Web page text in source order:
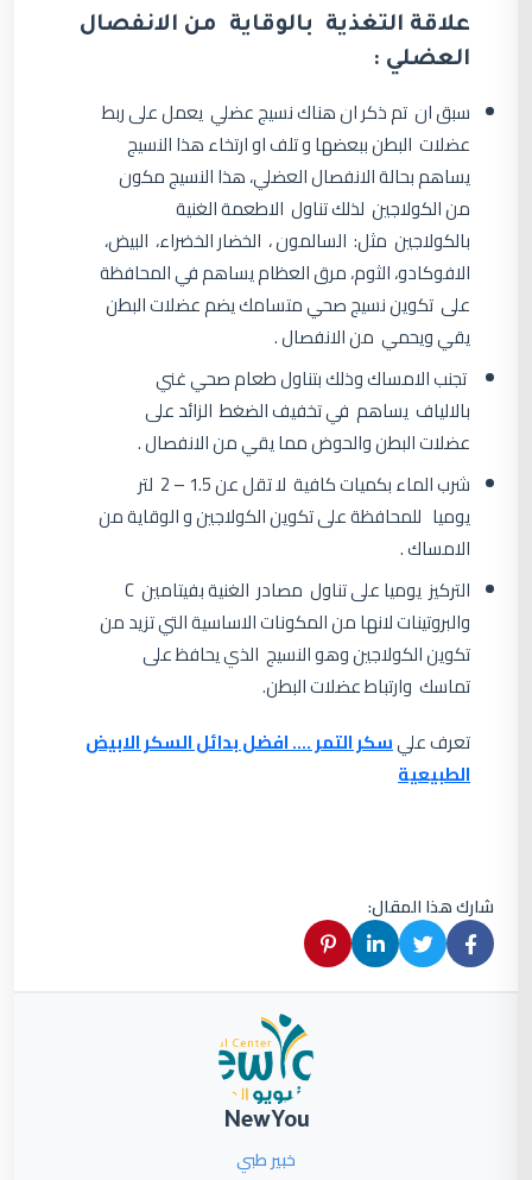
علاقة التغذية بالوقاية من الانفصال
العضلي :
سبق ان تم ذكر ان هناك نسيج عضلي يعمل على ربط
عضلات البطن ببعضها و تلف او ارتخاء هذا النسيج
يساهم بحالة الانفصال العضلي، هذا النسيج مكون
من الكولاجين لذلك تناول الاطعمة الغنية
بالكولاجين مثل: السالمون ، الخضار الخضراء، البيض،
الافوكادو، الثوم، مرق العظام يساهم في المحافظة
على تكوين نسيج صحي متسامك يضم عضلات البطن
يقي ويحمي من الانفصال .
تجنب الامساك وذلك بتناول طعام صحي غني
بالالياف يساهم في تخفيف الضغط الزائد على
عضلات البطن والحوض مما يقي من الانفصال .
شرب الماء بكميات كافية لا تقل عن 1.5 – 2 لتر
يوميا للمحافظة على تكوين الكولاجين و الوقاية من
الامساك .
والبروتينات لانها من المكونات الاساسية التي تزيد من
تكوين الكولاجين وهو النسيج الذي يحافظ على
تماسك وارتباط عضلات البطن.
تعرف عليسكر التمر …. افضل بدائل السكر الابيض
الطبيعية
شارك هذا المقال:
NewYou
خبير طبي